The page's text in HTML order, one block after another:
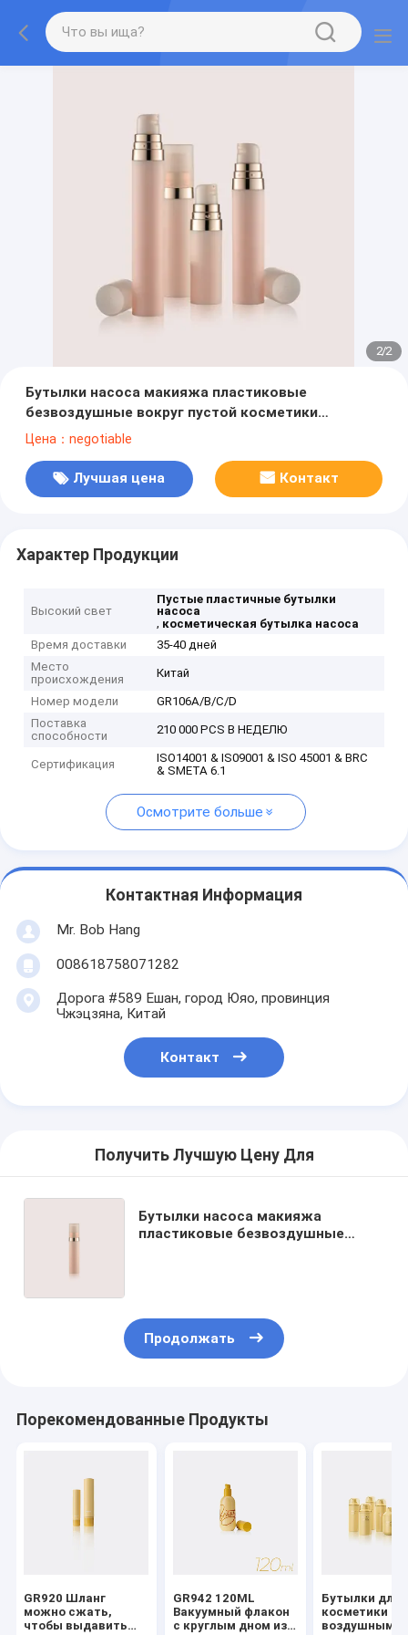
2/2
Бутылки насоса макияжа пластиковые
безвоздушные вокруг пустой косметики
5ML/8ML/10ML/15ML разливают GR106A/B/C/D по
Цена：negotiable
Лучшая цена Контакт
Характер Продукции
Высокий свет
Пустые пластичные бутылки
насоса
, косметическая бутылка насоса
Время доставки
35-40 дней
Место
происхождения
Китай
Номер модели
GR106A/B/C/D
Поставка
способности
210 000 PCS В НЕДЕЛЮ
Сертификация
ISO14001 & IS09001 & ISO 45001 & BRC
& SMETA 6.1
Осмотрите больше
Контактная Информация
Mr. Bob Hang
008618758071282
Дорога #589 Ешан, город Юяо, провинция
Чжэцзяна, Китай
Контакт
Получить Лучшую Цену Для
Бутылки насоса макияжа
пластиковые безвоздушные
Продолжать
Порекомендованные Продукты
GR920 Шланг
можно сжать,
чтобы выдавить
GR942 120ML
Вакуумный флакон
с круглым дном из
Бутылки для
косметики с
воздушным